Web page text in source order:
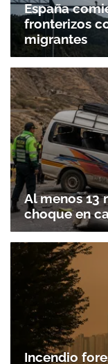
España
fronterizos
migrantes
Al menos 13
choque en
Incendio